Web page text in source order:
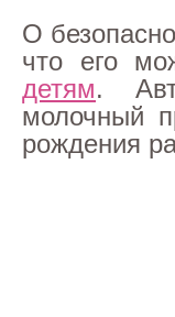
О
что его
детям.
молочный
рождения